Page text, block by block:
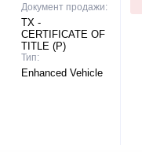
Документ продажи:
TX -
CERTIFICATE OF
TITLE (P)
Тип:
Enhanced Vehicle